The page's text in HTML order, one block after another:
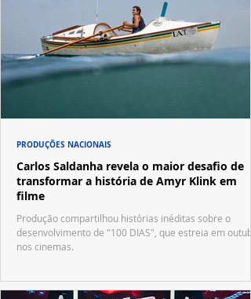
Carlos Saldanha revela o maior desafio de
transformar a história de Amyr Klink em
filme
Produção compartilhou histórias inéditas sobre o
desenvolvimento de "100 DIAS", que estreia em
nos cinemas.
PRODUÇÕES NACIONAIS